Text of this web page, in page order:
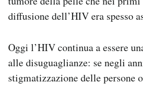
diffusione dell’HIV era spesso
Oggi l’HIV continua a essere
alle disuguaglianze: se negli
stigmatizzazione delle persone